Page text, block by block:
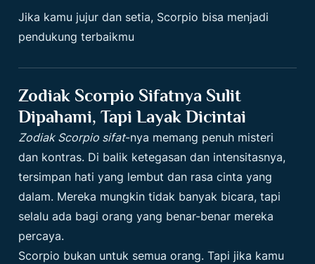
Jika kamu jujur dan setia, Scorpio bisa menjadi
pendukung terbaikmu
Zodiak Scorpio Sifatnya Sulit
Dipahami, Tapi Layak Dicintai
Zodiak Scorpio sifat-nya memang penuh misteri
dan kontras. Di balik ketegasan dan intensitasnya,
tersimpan hati yang lembut dan rasa cinta yang
dalam. Mereka mungkin tidak banyak bicara, tapi
selalu ada bagi orang yang benar-benar mereka
percaya.
Scorpio bukan untuk semua orang. Tapi jika kamu